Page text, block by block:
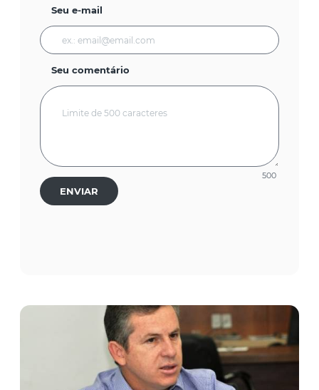
Seu e-mail
Seu comentário
500
ENVIAR